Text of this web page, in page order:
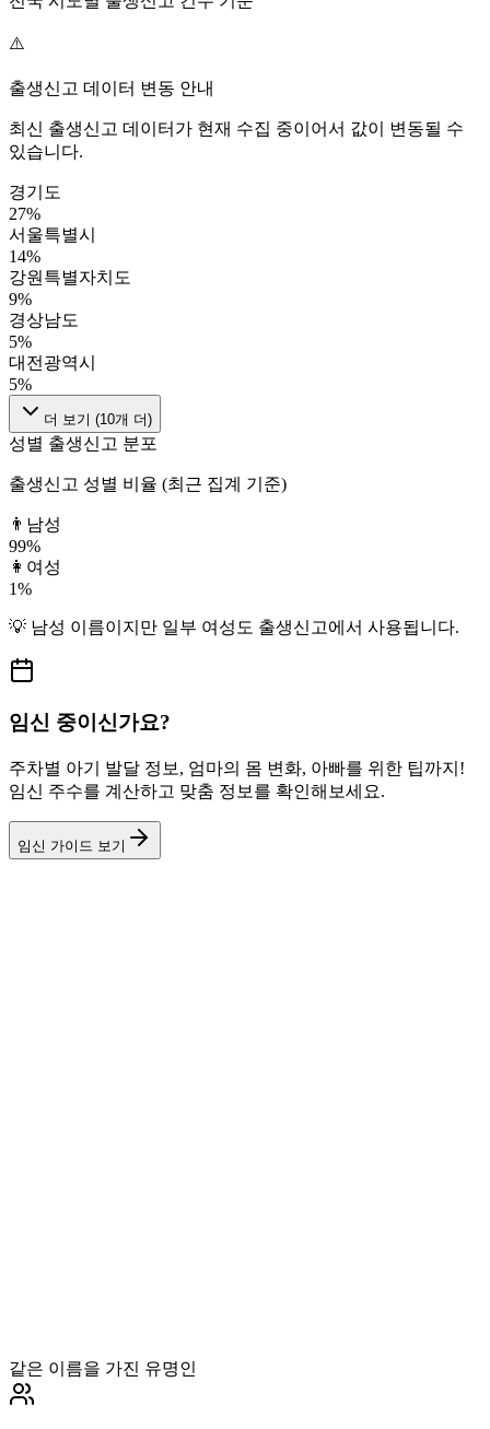
⚠️
출생신고 데이터 변동 안내
최신 출생신고 데이터가 현재 수집 중이어서 값이 변동될 수
있습니다.
경기도
27%
서울특별시
14%
강원특별자치도
9%
경상남도
5%
대전광역시
5%
더 보기 (10개 더)
성별 출생신고 분포
출생신고 성별 비율 (최근 집계 기준)
👨 남성
99%
👩 여성
1%
💡 남성 이름이지만 일부 여성도 출생신고에서 사용됩니다.
임신 중이신가요?
주차별 아기 발달 정보, 엄마의 몸 변화, 아빠를 위한 팁까지!
임신 주수를 계산하고 맞춤 정보를 확인해보세요.
임신 가이드 보기
같은 이름을 가진 유명인